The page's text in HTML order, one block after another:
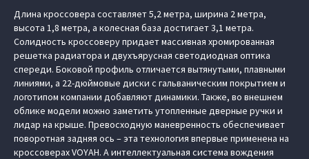
Длина кроссовера составляет 5,2 метра, ширина 2 метра,
высота 1,8 метра, а колесная база достигает 3,1 метра.
Солидность кроссоверу придает массивная хромированная
решетка радиатора и двухъярусная светодиодная оптика
спереди. Боковой профиль отличается вытянутыми, плавными
линиями, а 22-дюймовые диски с гальваническим покрытием и
логотипом компании добавляют динамики. Также, во внешнем
облике модели можно заметить утопленные дверные ручки и
лидар на крыше. Превосходную маневренность обеспечивает
поворотная задняя ось – эта технология впервые применена на
кроссоверах VOYAH. А интеллектуальная система вождения